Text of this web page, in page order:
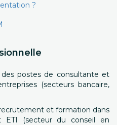
?
des postes de consultante et
(secteurs bancaire,
et formation dans
(secteur du conseil en